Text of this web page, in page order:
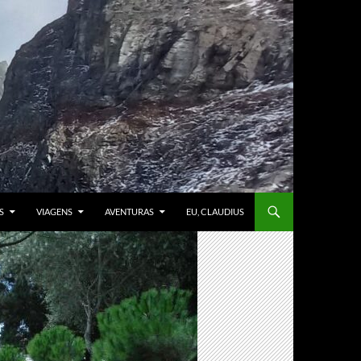
VIAGENS AVENTURAS EU, CLAUDIUS